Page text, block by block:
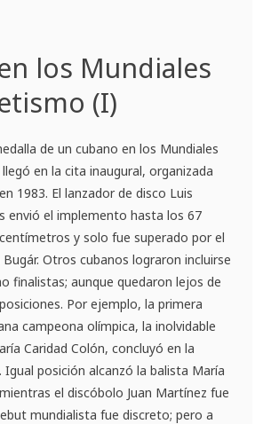
los Mundiales
(I)
de un cubano en los Mundiales
en la cita inaugural, organizada
1983. El lanzador de disco Luis
envió el implemento hasta los 67
y solo fue superado por el
Otros cubanos lograron incluirse
finalistas; aunque quedaron lejos de
Por ejemplo, la primera
campeona olímpica, la inolvidable
Caridad Colón, concluyó en la
Igual posición alcanzó la balista María
el discóbolo Juan Martínez fue
mundialista fue discreto; pero a